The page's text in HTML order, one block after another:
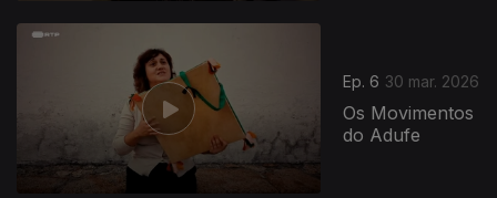
Ep. 6 30 mar. 2026
Os Movimentos
do Adufe